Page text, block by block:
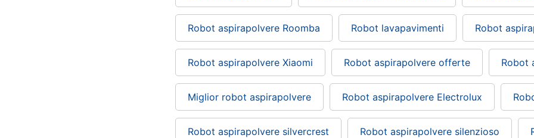
Robot aspirapolvere Roomba Robot lavapavimenti Robot
Robot aspirapolvere Xiaomi Robot aspirapolvere offerte Robot
Miglior robot aspirapolvere Robot aspirapolvere Electrolux
Robot aspirapolvere silvercrest Robot aspirapolvere silenzioso